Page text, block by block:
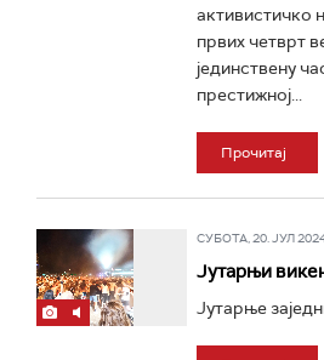
активистичко
првих четврт
јединствену
престижној...
Прочитај
СУБОТА, 20. ЈУЛ
Јутарњи
Јутарње